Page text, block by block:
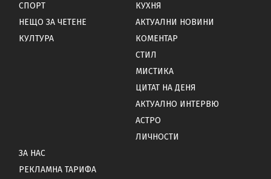
СПОРТ
НЕЩО ЗА ЧЕТЕНЕ
КУЛТУРА
КУХНЯ
АКТУАЛНИ НОВИНИ
КОМЕНТАР
СТИЛ
МИСТИКА
ЦИТАТ НА ДЕНЯ
АКТУАЛНО ИНТЕРВЮ
АСТРО
ЛИЧНОСТИ
ЗА НАС
РЕКЛАМНА ТАРИФА